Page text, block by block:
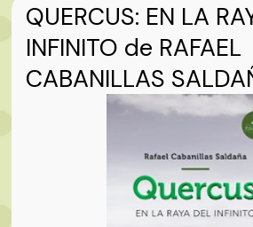
QUERCUS: EN LA
INFINITO de RAFAEL
CABANILLAS